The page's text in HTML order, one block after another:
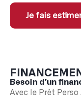
Je fais
Besoin d’un
Avec le Prêt